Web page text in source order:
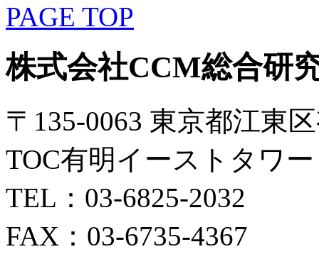
PAGE TOP
株式会社CCM総合研
〒135-0063 東京都江東
TOC有明イーストタワ
TEL：03-6825-2032
FAX：03-6735-4367